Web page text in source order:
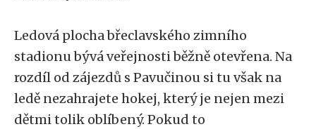
Ledová plocha břeclavského zimního
stadionu bývá veřejnosti běžně otevřena. Na
rozdíl od zájezdů s Pavučinou si tu však na
ledě nezahrajete hokej, který je nejen mezi
dětmi tolik oblíbený. Pokud to